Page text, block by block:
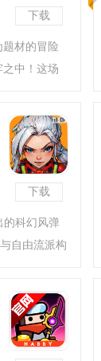
下载
材的冒险
中！这场
！不会生
下载
的科幻风弹
自由流派构